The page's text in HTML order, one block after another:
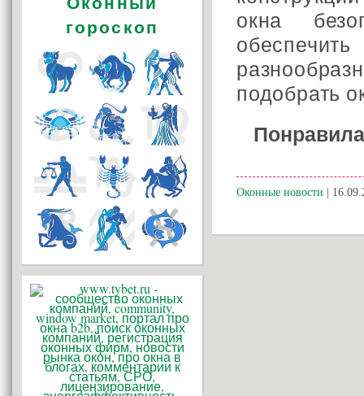
окна
подобрать
Оконные новости |
гороскоп